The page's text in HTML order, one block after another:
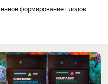
формирование плодов